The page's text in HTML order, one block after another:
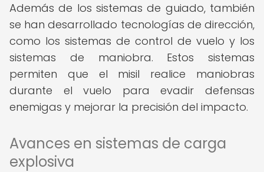
Además de los sistemas de guiado, también
se han desarrollado tecnologías de dirección,
como los sistemas de control de vuelo y los
sistemas de maniobra. Estos sistemas
permiten que el misil realice maniobras
durante el vuelo para evadir defensas
enemigas y mejorar la precisión del impacto.
Avances en sistemas de carga
explosiva